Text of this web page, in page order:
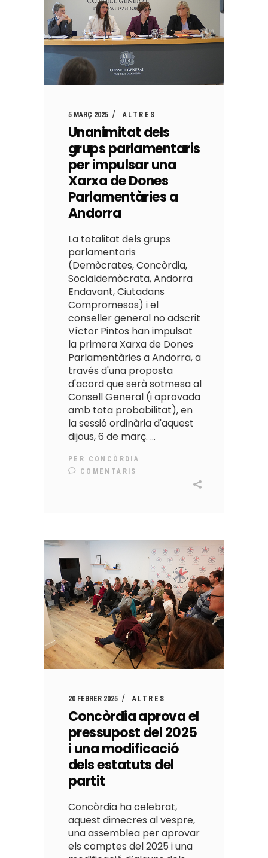
5 MARÇ 2025 ALTRES
Unanimitat dels
grups parlamentaris
per impulsar una
Xarxa de Dones
Parlamentàries a
Andorra
La totalitat dels grups
parlamentaris
(Demòcrates, Concòrdia,
Socialdemòcrata, Andorra
Endavant, Ciutadans
Compromesos) i el
conseller general no adscrit
Víctor Pintos han impulsat
la primera Xarxa de Dones
Parlamentàries a Andorra, a
través d'una proposta
d'acord que serà sotmesa al
Consell General (i aprovada
amb tota probabilitat), en
la sessió ordinària d'aquest
dijous, 6 de març.
PER CONCÒRDIA
COMENTARIS
20 FEBRER 2025 ALTRES
Concòrdia aprova el
pressupost del 2025
i una modificació
dels estatuts del
partit
Concòrdia ha celebrat,
aquest dimecres al vespre,
una assemblea per aprovar
els comptes del 2025 i una